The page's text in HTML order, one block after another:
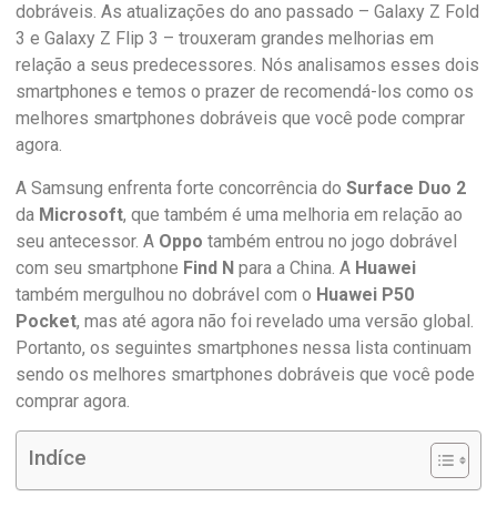
dobráveis. As atualizações do ano passado – Galaxy Z Fold
3 e Galaxy Z Flip 3 – trouxeram grandes melhorias em
relação a seus predecessores. Nós analisamos esses dois
smartphones e temos o prazer de recomendá-los como os
melhores smartphones dobráveis ​​que você pode comprar
agora.
A Samsung enfrenta forte concorrência do Surface Duo 2
da Microsoft, que também é uma melhoria em relação ao
seu antecessor. A Oppo também entrou no jogo dobrável
com seu smartphone Find N para a China. A Huawei
também mergulhou no dobrável com o Huawei P50
Pocket, mas até agora não foi revelado uma versão global.
Portanto, os seguintes smartphones nessa lista continuam
sendo os melhores smartphones dobráveis ​​que você pode
comprar agora.
Indíce